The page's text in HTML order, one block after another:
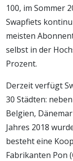
100, im Sommer
Swapfiets
meisten
selbst in der
Prozent.
Derzeit verfügt
30 Städten:
Belgien,
Jahres 2018
besteht eine
Fabrikanten Pon